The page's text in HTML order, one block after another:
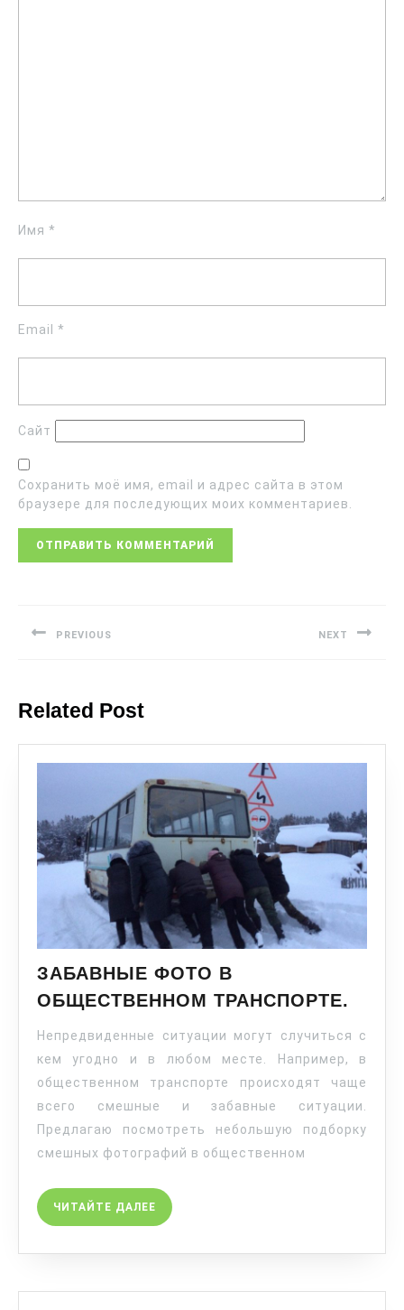
Имя *
Email *
Сайт
Сохранить моё имя, email и адрес сайта в этом
браузере для последующих моих комментариев.
PREVIOUS NEXT
Related Post
ЗАБАВНЫЕ ФОТО В
ОБЩЕСТВЕННОМ ТРАНСПОРТЕ.
Непредвиденные ситуации могут случиться с
кем угодно и в любом месте. Например, в
общественном транспорте происходят чаще
всего смешные и забавные ситуации.
Предлагаю посмотреть небольшую подборку
смешных фотографий в общественном
ЧИТАЙТЕ ДАЛЕЕ